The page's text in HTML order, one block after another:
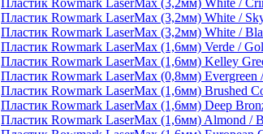
Пластик Rowmark LaserMax (3,2мм) White /
Пластик Rowmark LaserMax (3,2мм) White /
Пластик Rowmark LaserMax (1,6мм) Verde /
Пластик Rowmark LaserMax (1,6мм) Kelley
Пластик Rowmark LaserMax (0,8мм) Evergreen
Пластик Rowmark LaserMax (1,6мм) Brushed
Пластик Rowmark LaserMax (1,6мм) Deep
Пластик Rowmark LaserMax (1,6мм) Almond /